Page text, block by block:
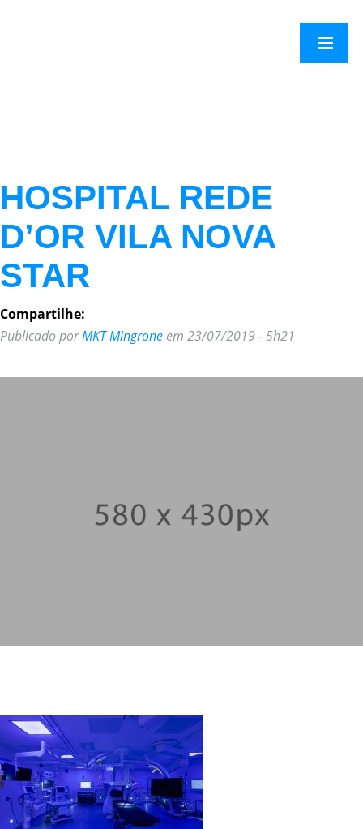
×
Menu
HOSPITAL REDE
D’OR VILA NOVA
STAR
Compartilhe:
Publicado porMKT Mingrone em 23/07/2019 - 5h21